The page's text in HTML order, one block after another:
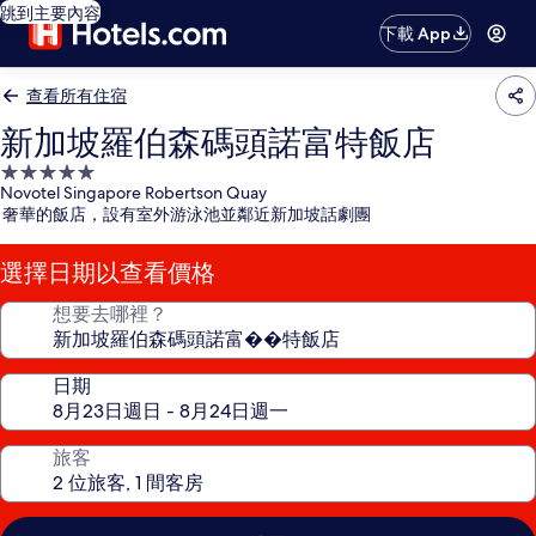
跳到主要內容
下載 App
查看所有住宿
新加坡羅伯森碼頭諾富特飯店
5.0
星
級
住
宿
Novotel Singapore Robertson Quay
奢華的飯店，設有室外游泳池並鄰近新加坡話劇團
選擇日期以查看價格
想要去哪裡？
日期
旅客